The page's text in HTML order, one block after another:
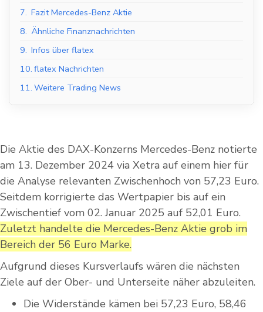
7. Fazit Mercedes-Benz Aktie
8. Ähnliche Finanznachrichten
9. Infos über flatex
10. flatex Nachrichten
11. Weitere Trading News
Die Aktie des DAX-Konzerns Mercedes-Benz notierte
am 13. Dezember 2024 via Xetra auf einem hier für
die Analyse relevanten Zwischenhoch von 57,23 Euro.
Seitdem korrigierte das Wertpapier bis auf ein
Zwischentief vom 02. Januar 2025 auf 52,01 Euro.
Zuletzt handelte die Mercedes-Benz Aktie grob im
Bereich der 56 Euro Marke.
Aufgrund dieses Kursverlaufs wären die nächsten
Ziele auf der Ober- und Unterseite näher abzuleiten.
Die Widerstände kämen bei 57,23 Euro, 58,46